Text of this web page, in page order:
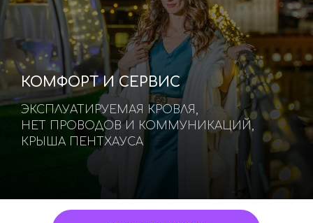
КОМФОРТ И СЕРВИС
ЭКСПЛУАТИРУЕМАЯ КРОВЛЯ,
НЕТ ПРОВОДОВ И КОММУНИКАЦИЙ,
КРЫША ПЕНТХАУСА